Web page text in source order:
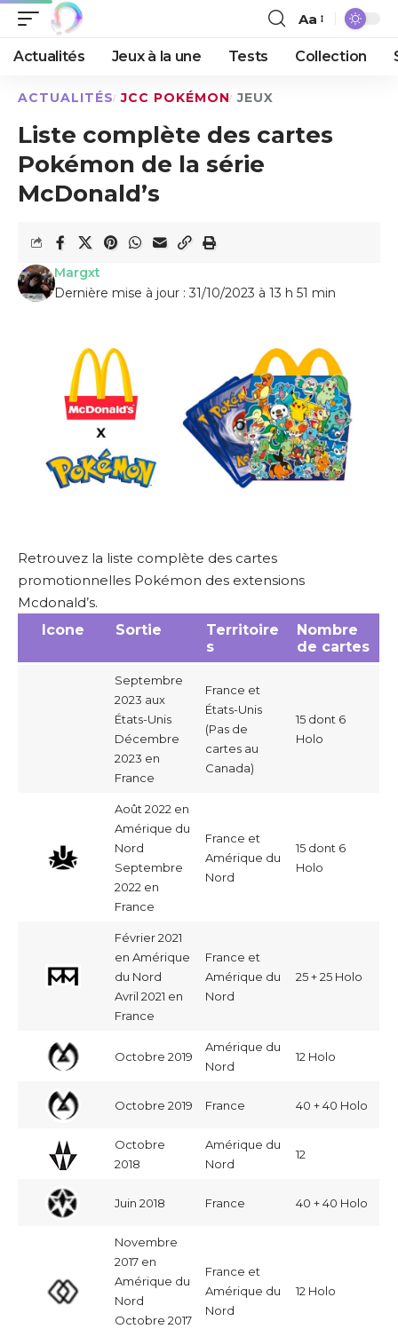
Aa
Actualités Jeux à la une Tests Collection
ACTUALITÉS JCC POKÉMON JEUX
Liste complète des cartes
Pokémon de la série
McDonald’s
Dernière mise à jour : 31/10/2023 à 13 h 51 min
Margxt
Retrouvez la liste complète des cartes
promotionnelles Pokémon des extensions
Mcdonald’s.
Icone
Sortie
Territoire
s
Nombre
de cartes
Septembre
2023 aux
États-Unis
Décembre
2023 en
France
France et
États-Unis
(Pas de
cartes au
Canada)
15 dont 6
Holo
Août 2022 en
Amérique du
Nord
Septembre
2022 en
France
France et
Amérique du
Nord
15 dont 6
Holo
Février 2021
en Amérique
du Nord
Avril 2021 en
France
France et
Amérique du
Nord
25 + 25 Holo
Octobre 2019
Amérique du
Nord
12 Holo
Octobre 2019 France 40 + 40 Holo
Octobre
2018
Amérique du
Nord
12
Juin 2018 France 40 + 40 Holo
Novembre
2017 en
Amérique du
Nord
Octobre 2017
France et
Amérique du
Nord
12 Holo